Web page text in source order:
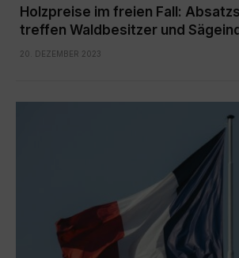
Holzpreise im freien Fall:
treffen Waldbesitzer und
20. DEZEMBER 2023